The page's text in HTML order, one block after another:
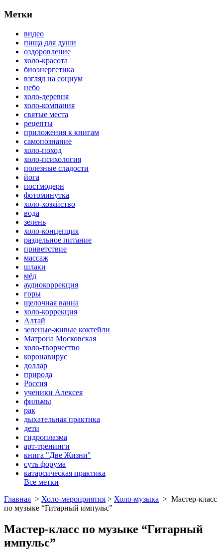
Метки
видео
пища для души
оздоровление
холо-красота
биоэнергетика
взгляд на социум
небо
холо-деревня
холо-компания
святые места
рецепты
приложения к книгам
самопознание
холо-поход
холо-психология
полезные сладости
йога
постмодерн
фотоминутка
холо-хозяйство
вода
зелень
холо-концепция
раздельное питание
приветствие
массаж
шлаки
мёд
аудиокоррекция
горы
щелочная ванна
холо-коррекция
Алтай
зеленые-живые коктейли
Матрона Московская
холо-творчество
коронавирус
доллар
природа
Россия
ученики Алексея
фильмы
рак
дыхательная практика
дети
гидроплазма
арт-тренинги
книга "Две Жизни"
суть форума
катарсическая практика
Все метки
Главная > Холо-мероприятия > Холо-музыка > Мастер-класс
по музыке “Гитарный импульс”
Мастер-класс по музыке “Гитарный
импульс”